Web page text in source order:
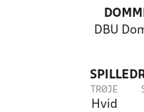
DBU
TRØJE
Hvid